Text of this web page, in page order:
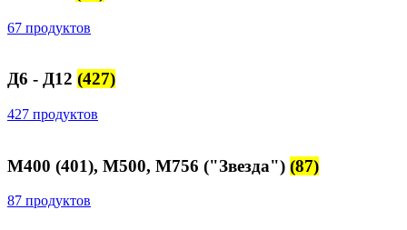
67 продуктов
Д6 - Д12 (427)
427 продуктов
М400 (401), М500, М756 ("Звезда") (87)
87 продуктов